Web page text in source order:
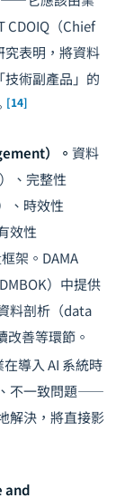
CDOIQ（Chief
表明，將資料
術副產品」的
[14]
）。 資料
、完整性
、時效性
效性
架。DAMA
）中提供
料剖析（data
善等環節。
導入 AI 系統時
不一致問題——
解決，將直接影
and